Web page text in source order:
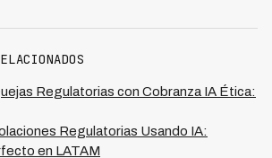
mantienen tasas de recuperación
la automatización inteligente
y ausencia de opciones de
debe evitarse contactar al deudor
de pago. Implementar una
como Kleva permite auditar
cada script y llamada, asegurando
en todos los mercados de
Regulatorias con Cobranza IA Ética:
Regulatorias Usando IA:
en LATAM